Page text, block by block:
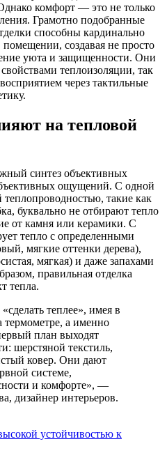
комфорт — это не только
Грамотно подобранные
способны кардинально
создавая не просто
уюта и защищенности. Они
теплоизоляции, так
через тактильные
на тепловой
синтез объективных
ощущений. С одной
такие как
буквально не отбирают тепло
от камня или керамики. С
тепло с определенными
мягкие оттенки дерева),
мягкая) и даже запахами
правильная отделка
тепла.
термометре, а именно
план выходят
шерстяной текстиль,
ковер. Они дают
системе,
и комфорте», —
дизайнер интерьеров.
устойчивостью к